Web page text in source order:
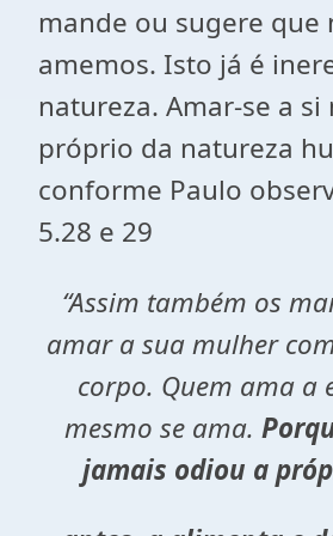
mande ou sugere que
amemos. Isto já é
natureza. Amar-se a si
próprio da natureza
conforme Paulo
5.28 e 29
“Assim também os
amar a sua mulher
corpo. Quem ama a
mesmo se ama.
jamais odiou a